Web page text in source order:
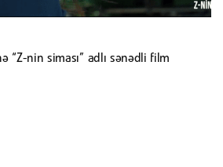
“Z-nin siması” adlı sənədli film